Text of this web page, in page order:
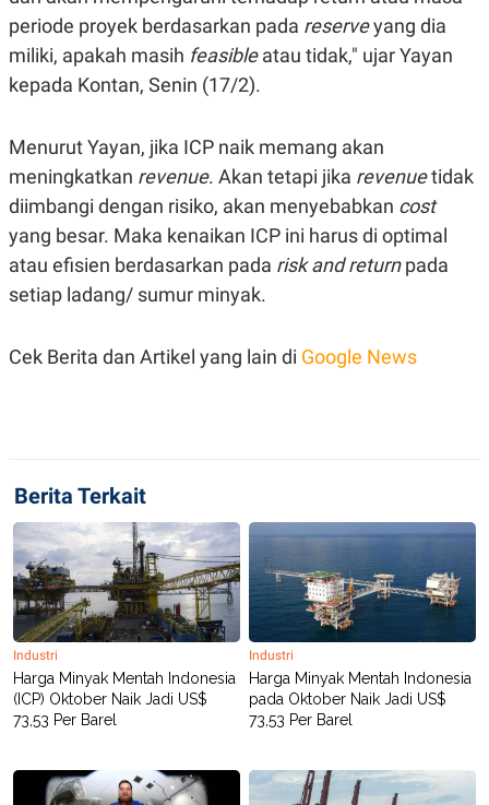
periode proyek berdasarkan pada reserveyang dia
miliki, apakah masih feasibleatau tidak," ujar Yayan
kepada Kontan, Senin (17/2).
Menurut Yayan, jika ICP naik memang akan
meningkatkan revenue. Akan tetapi jika revenuetidak
diimbangi dengan risiko, akan menyebabkan cost
yang besar. Maka kenaikan ICP ini harus di optimal
atau efisien berdasarkan pada risk and returnpada
setiap ladang/ sumur minyak.
Cek Berita dan Artikel yang lain di Google News
Berita Terkait
Industri
Harga Minyak Mentah Indonesia
(ICP) Oktober Naik Jadi US$
73,53 Per Barel
Industri
Harga Minyak Mentah Indonesia
pada Oktober Naik Jadi US$
73,53 Per Barel